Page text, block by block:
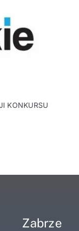
KONKURSU
Zabrze